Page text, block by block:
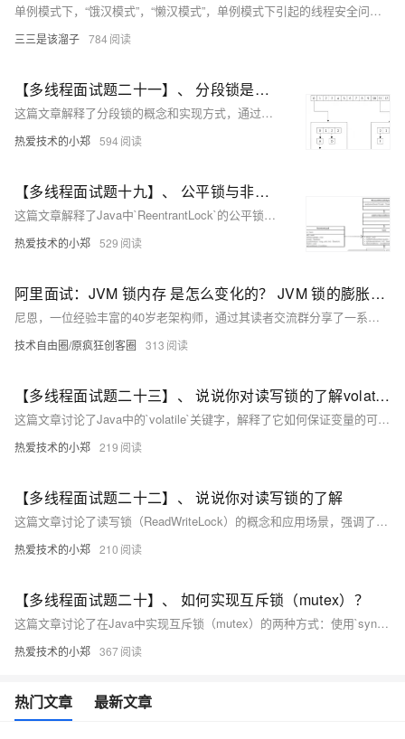
单例模式下，“饿汉模式”，“懒汉模式”，单例模式下引起的线程安全问题，解锁思路和解决方法
三三是该溜子 784
【多线程面试题二十一】、 分段锁是怎么实现的？
这篇文章解释了分段锁的概念和实现方式，通过将数据分成多个段并在每段数据上使用独立锁，从而降低锁竞争，提高并发访问效率，举例说明了`ConcurrentHashMap`如何使用分段锁技术来实现高并发和线程安全。
热爱技术的小郑 594
【多线程面试题十九】、 公平锁与非公平锁是怎么实现的？
这篇文章解释了Java中`ReentrantLock`的公平锁和非公平锁的实现原理，其中公平锁通过检查等待队列严格按顺序获取锁，而非公平锁允许新线程有更高机会立即获取锁，两者都依赖于`AbstractQueuedSynchronizer`（AQS）和`volatile`关键字以及CAS技术来确保线程安全和锁的正确同步。
热爱技术的小郑 529
阿里面试：JVM 锁内存 是怎么变化的？ JVM 锁的膨胀过程 ?
尼恩，一位经验丰富的40岁老架构师，通过其读者交流群分享了一系列关于JVM锁的深度解析，包括偏向锁、轻量级锁、自旋锁和重量级锁的概念、内存结构变化及锁膨胀流程。这些内容不仅帮助群内的小伙伴们顺利通过了多家一线互联网企业的面试，还整理成了《尼恩Java面试宝典》等技术资料，助力更多开发者提升技术水平，实现职业逆袭。尼恩强调，掌握这些核心知识点不仅能提高面试成功率，还能在实际工作中更好地应对高并发场景下的性能优化问题。
技术自由圈/原疯狂创客圈 313
【多线程面试题二十三】、 说说你对读写锁的了解volatile关键字有什么用？
这篇文章讨论了Java中的`volatile`关键字，解释了它如何保证变量的可见性和禁止指令重排，以及它不能保证复合操作的原子性。
热爱技术的小郑 219
【多线程面试题二十二】、 说说你对读写锁的了解
这篇文章讨论了读写锁（ReadWriteLock）的概念和应用场景，强调了读写锁适用于读操作远多于写操作的情况，并介绍了Java中`ReentrantReadWriteLock`实现的读写锁特性，包括公平性选择、可重入和可降级。
热爱技术的小郑 210
【多线程面试题二十】、 如何实现互斥锁（mutex）？
这篇文章讨论了在Java中实现互斥锁（mutex）的两种方式：使用`synchronized`关键字进行块结构同步，以及使用`java.util.concurrent.locks.Lock`接口进行非块结构同步，后者提供了更灵活的同步机制和扩展性。
热爱技术的小郑 367
热门文章 最新文章